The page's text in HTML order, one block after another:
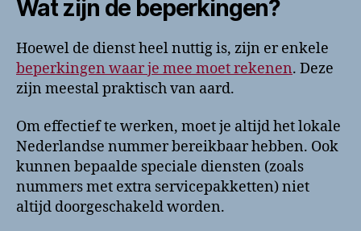
Wat zijn de beperkingen?
Hoewel de dienst heel nuttig is, zijn er enkele
beperkingen waar je mee moet rekenen. Deze
zijn meestal praktisch van aard.
Om effectief te werken, moet je altijd het lokale
Nederlandse nummer bereikbaar hebben. Ook
kunnen bepaalde speciale diensten (zoals
nummers met extra servicepakketten) niet
altijd doorgeschakeld worden.